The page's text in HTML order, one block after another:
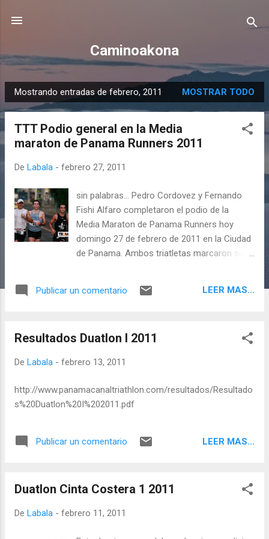
Caminoakona
E
n
Mostrando entradas de febrero, 2011 MOSTRAR TODO
TTT Podio general en la Media
maraton de Panama Runners 2011
De Labala - febrero 27, 2011
sin palabras... Pedro Cordovez y Fernando
Fishi Alfaro completaron el podio de la
Media Maraton de Panama Runners hoy
domingo 27 de febrero de 2011 en la Ciudad
de Panama. Ambos triatletas marcaron su
por venir. El Coach Sub 1:20; Malcolm
Spiegel y varios mas participaron en este
la Cinta Costera. Se pone tttodo menos
Publicar un comentario LEER MAS...
Resultados Duatlon I 2011
De Labala - febrero 13, 2011
http://www.panamacanaltriathlon.com/resultados/Resultado
s%20Duatlon%20I%202011.pdf
Publicar un comentario LEER MAS...
Duatlon Cinta Costera 1 2011
De Labala - febrero 11, 2011